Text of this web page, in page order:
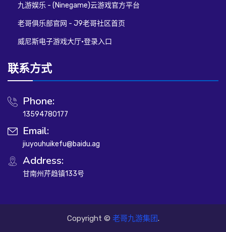
九游娱乐 - (Ninegame)云游戏官方平台
老哥俱乐部官网 - J9老哥社区首页
威尼斯电子游戏大厅·登录入口
联系方式
Phone:
13594780177
Email:
jiuyouhuikefu@baidu.ag
Address:
甘南州芹趋镇133号
Copyright © 老哥九游集团.